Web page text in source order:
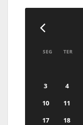
SEG TER
3
4
10
11
17
18